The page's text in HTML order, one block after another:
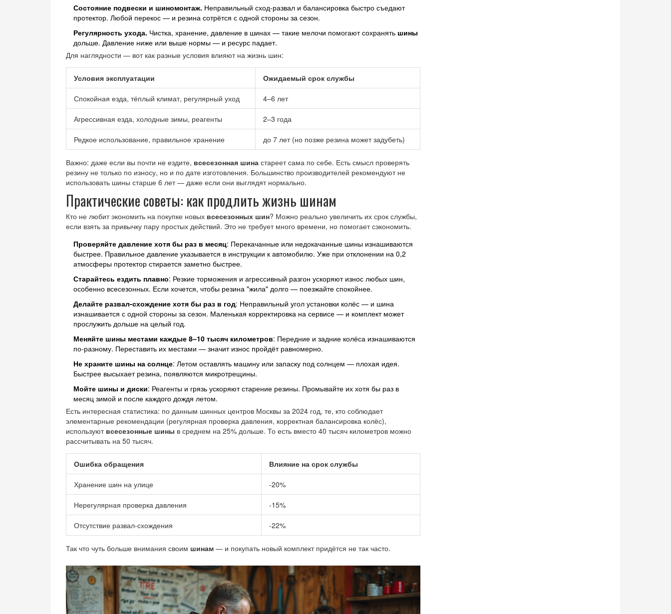
Состояние подвески и шиномонтаж. Неправильный сход-развал и балансировка быстро съедают
протектор. Любой перекос — и резина сотрётся с одной стороны за сезон.
Регулярность ухода. Чистка, хранение, давление в шинах — такие мелочи помогают сохранять шины
дольше. Давление ниже или выше нормы — и ресурс падает.
Для наглядности — вот как разные условия влияют на жизнь шин:
Условия эксплуатации Ожидаемый срок службы
Спокойная езда, тёплый климат, регулярный уход 4–6 лет
Агрессивная езда, холодные зимы, реагенты 2–3 года
Редкое использование, правильное хранение до 7 лет (но позже резина может задубеть)
Важно: даже если вы почти не ездите, всесезонная шина стареет сама по себе. Есть смысл проверять
резину не только по износу, но и по дате изготовления. Большинство производителей рекомендуют не
использовать шины старше 6 лет — даже если они выглядят нормально.
Практические советы: как продлить жизнь шинам
Кто не любит экономить на покупке новых всесезонных шин? Можно реально увеличить их срок службы,
если взять за привычку пару простых действий. Это не требует много времени, но помогает сэкономить.
Проверяйте давление хотя бы раз в месяц: Перекачанные или недокачанные шины изнашиваются
быстрее. Правильное давление указывается в инструкции к автомобилю. Уже при отклонении на 0,2
атмосферы протектор стирается заметно быстрее.
Старайтесь ездить плавно: Резкие торможения и агрессивный разгон ускоряют износ любых шин,
особенно всесезонных. Если хочется, чтобы резина "жила" долго — поезжайте спокойнее.
Делайте развал-схождение хотя бы раз в год: Неправильный угол установки колёс — и шина
изнашивается с одной стороны за сезон. Маленькая корректировка на сервисе — и комплект может
прослужить дольше на целый год.
Меняйте шины местами каждые 8–10 тысяч километров: Передние и задние колёса изнашиваются
по-разному. Переставить их местами — значит износ пройдёт равномерно.
Не храните шины на солнце: Летом оставлять машину или запаску под солнцем — плохая идея.
Быстрее высыхает резина, появляются микротрещины.
Мойте шины и диски: Реагенты и грязь ускоряют старение резины. Промывайте их хотя бы раз в
месяц зимой и после каждого дождя летом.
Есть интересная статистика: по данным шинных центров Москвы за 2024 год, те, кто соблюдает
элементарные рекомендации (регулярная проверка давления, корректная балансировка колёс),
используют всесезонные шины в среднем на 25% дольше. То есть вместо 40 тысяч километров можно
рассчитывать на 50 тысяч.
Ошибка обращения Влияние на срок службы
Хранение шин на улице -20%
Нерегулярная проверка давления -15%
Отсутствие развал-схождения -22%
Так что чуть больше внимания своим шинам — и покупать новый комплект придётся не так часто.